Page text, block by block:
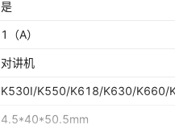
是
1 （A）
对讲机
K530I/K550/K618/K630/
4.5*40*50.5mm